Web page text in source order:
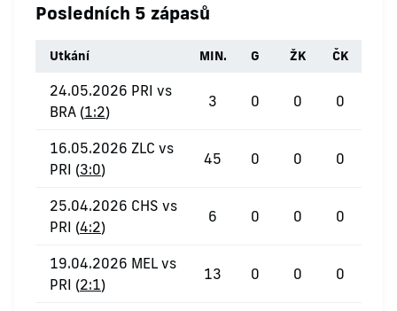
Posledních 5 zápasů
Utkání MIN. G ŽK ČK
24.05.2026 PRI vs
BRA (1:2)
3 0 0 0
16.05.2026 ZLC vs
PRI (3:0)
45 0 0 0
25.04.2026 CHS vs
PRI (4:2)
6 0 0 0
19.04.2026 MEL vs
PRI (2:1)
13 0 0 0